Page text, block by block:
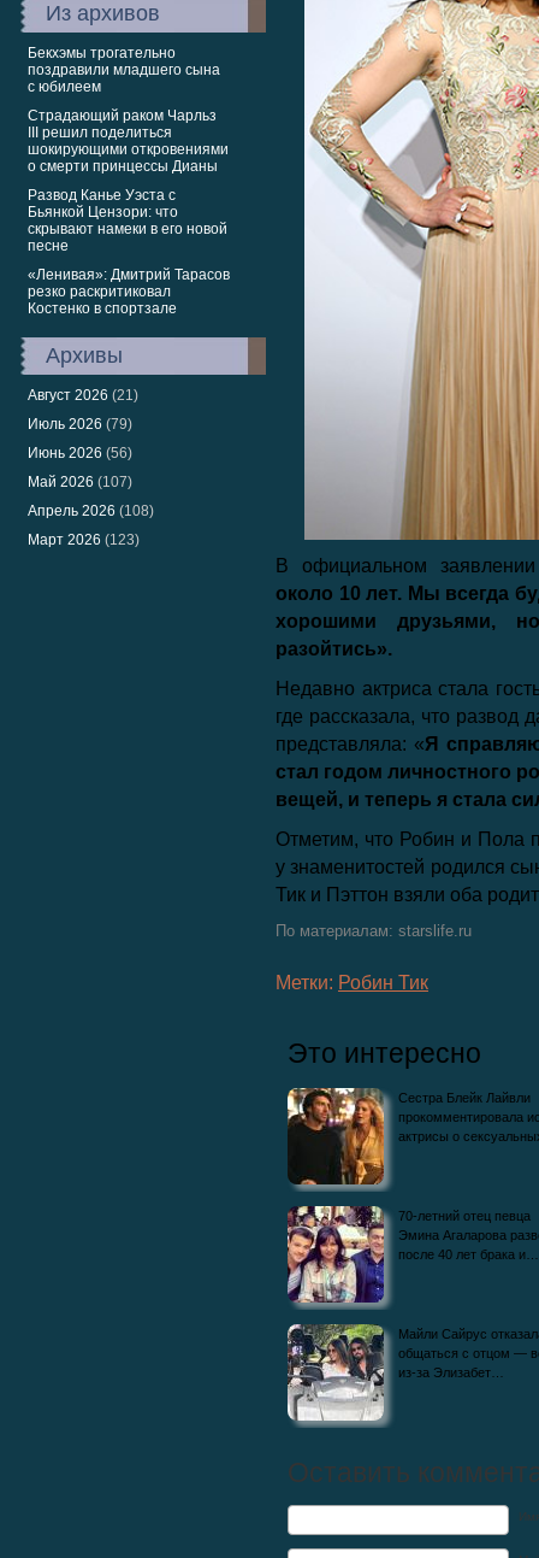
Из архивов
Бекхэмы трогательно
поздравили младшего сына
с юбилеем
Страдающий раком Чарльз
III решил поделиться
шокирующими откровениями
о смерти принцессы Дианы
Развод Канье Уэста с
Бьянкой Цензори: что
скрывают намеки в его новой
песне
«Ленивая»: Дмитрий Тарасов
резко раскритиковал
Костенко в спортзале
Архивы
Август 2026 (21)
Июль 2026 (79)
Июнь 2026 (56)
Май 2026 (107)
Апрель 2026 (108)
Март 2026 (123)
В официальном
около 10 лет. Мы всегда
хорошими друзьями,
разойтись».
Недавно актриса стала
где рассказала, что развод
представляла: «Я
стал годом личностного
вещей, и теперь я стала
Отметим, что Робин и Пола
у знаменитостей родился
Тик и Пэттон взяли оба
По материалам: starslife.ru
Метки: Робин Тик
Это интересно
Сестра Блейк Лайвли
прокомментировала
актрисы о
70-летний отец певца
Эмина Агаларова
после 40 лет брака и…
Майли Сайрус
общаться с отцом —
из-за Элизабет…
Оставить